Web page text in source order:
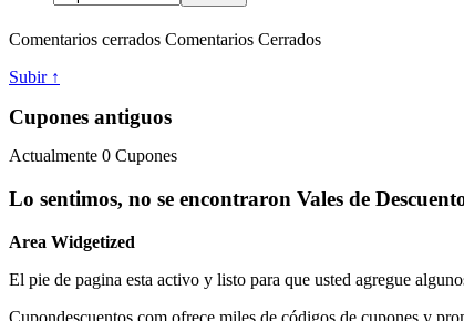
Comentarios cerrados Comentarios Cerrados
Subir ↑
Cupones antiguos
Actualmente 0 Cupones
Lo sentimos, no se encontraron Vales de
Area Widgetized
El pie de pagina esta activo y listo para que usted agregue